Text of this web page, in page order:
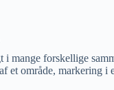
i mange forskellige
et område, markering i